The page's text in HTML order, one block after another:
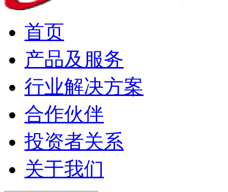
首页
产品及服务
行业解决方案
合作伙伴
投资者关系
关于我们